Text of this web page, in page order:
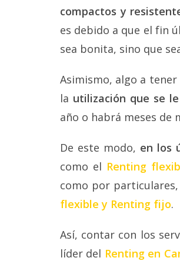
compactos y
es debido a que el fin
sea bonita, sino que
Asimismo, algo a
la utilización que se
año o habrá meses de
De este modo, en los
como el Renting
como por
flexible y Renting fijo.
Así, contar con los
líder del Renting en